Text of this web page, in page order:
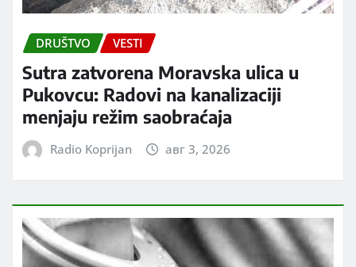
DRUŠTVO VESTI
Sutra zatvorena Moravska ulica u
Pukovcu: Radovi na kanalizaciji
menjaju režim saobraćaja
Radio Koprijan авг 3, 2026